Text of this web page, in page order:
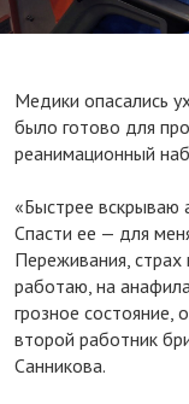
Медики опасались
было готово для
реанимационный
«Быстрее вскрываю
Спасти ее — для
Переживания, страх
работаю, на
грозное состояние,
второй работник
Санникова.